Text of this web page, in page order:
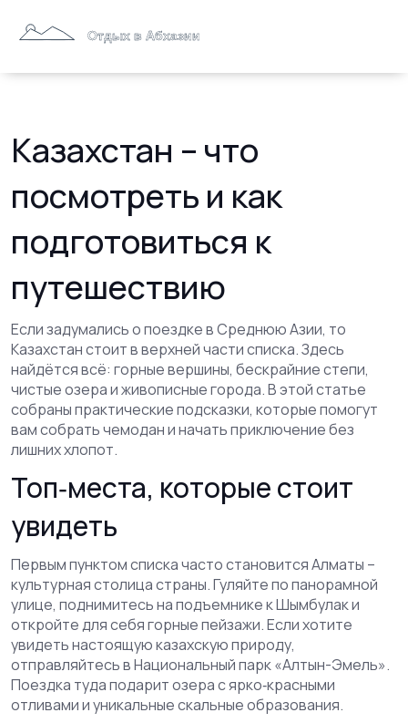
Казахстан – что
посмотреть и как
подготовиться к
путешествию
Если задумались о поездке в Среднюю Азии, то
Казахстан стоит в верхней части списка. Здесь
найдётся всё: горные вершины, бескрайние степи,
чистые озера и живописные города. В этой статье
собраны практические подсказки, которые помогут
вам собрать чемодан и начать приключение без
лишних хлопот.
Топ‑места, которые стоит
увидеть
Первым пунктом списка часто становится Алматы –
культурная столица страны. Гуляйте по панорамной
улице, поднимитесь на подъемнике к Шымбулак и
откройте для себя горные пейзажи. Если хотите
увидеть настоящую казахскую природу,
отправляйтесь в Национальный парк «Алтын-Эмель».
Поездка туда подарит озера с ярко‑красными
отливами и уникальные скальные образования.